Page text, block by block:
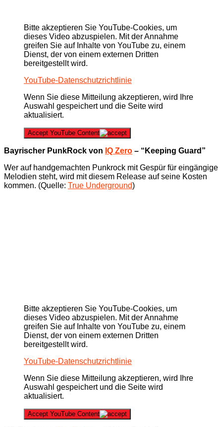
Bitte akzeptieren Sie YouTube-Cookies, um
dieses Video abzuspielen. Mit der Annahme
greifen Sie auf Inhalte von YouTube zu, einem
Dienst, der von einem externen Dritten
bereitgestellt wird.
YouTube-Datenschutzrichtlinie
Wenn Sie diese Mitteilung akzeptieren, wird Ihre
Auswahl gespeichert und die Seite wird
aktualisiert.
Accept YouTube Content
Bayrischer PunkRock von IQ Zero – “Keeping Guard”
Wer auf handgemachten Punkrock mit Gespür für eingängige
Melodien steht, wird mit diesem Release auf seine Kosten
kommen. (Quelle: True Underground)
Bitte akzeptieren Sie YouTube-Cookies, um
dieses Video abzuspielen. Mit der Annahme
greifen Sie auf Inhalte von YouTube zu, einem
Dienst, der von einem externen Dritten
bereitgestellt wird.
YouTube-Datenschutzrichtlinie
Wenn Sie diese Mitteilung akzeptieren, wird Ihre
Auswahl gespeichert und die Seite wird
aktualisiert.
Accept YouTube Content